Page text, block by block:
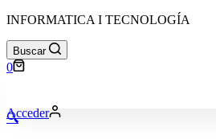
INFORMATICA I TECNOLOGÍA
Buscar
Carro
0
Acceder
🔍